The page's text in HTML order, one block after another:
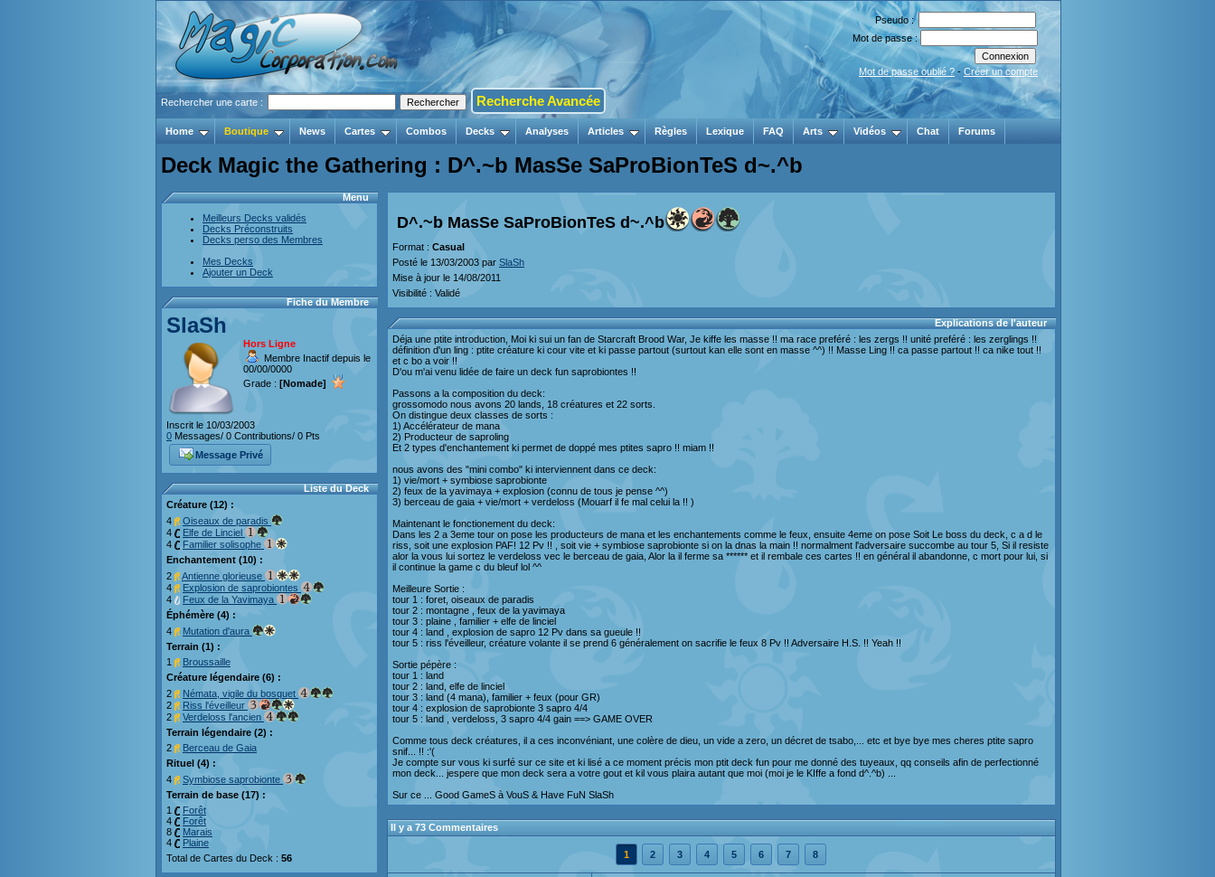
Pseudo :
Mot de passe :
Mot de passe oublié ? - Créer un compte
Rechercher une carte : Recherche Avancée
Home Boutique News Cartes Combos Decks Analyses Articles Règles Lexique FAQ Arts Vidéos Chat Forums
Deck Magic the Gathering : D^.~b MasSe SaProBionTeS d~.^b
Menu
Meilleurs Decks validés
Decks Préconstruits
Decks perso des Membres
Mes Decks
Ajouter un Deck
Fiche du Membre
SlaSh
Hors Ligne
Membre Inactif depuis le
00/00/0000
Grade : [Nomade]
Inscrit le 10/03/2003
0 Messages/ 0 Contributions/ 0 Pts
Message Privé
Liste du Deck
Créature (12) :
4
Oiseaux de paradis
4
Elfe de Linciel
4
Familier solisophe
Enchantement (10) :
2
Antienne glorieuse
4
Explosion de saprobiontes
4
Feux de la Yavimaya
Éphémère (4) :
4
Mutation d'aura
Terrain (1) :
1
Broussaille
Créature légendaire (6) :
2
Némata, vigile du bosquet
2
Riss l'éveilleur
2
Verdeloss l'ancien
Terrain légendaire (2) :
2
Berceau de Gaia
Rituel (4) :
4
Symbiose saprobionte
Terrain de base (17) :
1
Forêt
4
Forêt
8
Marais
4
Plaine
Total de Cartes du Deck : 56
D^.~b MasSe SaProBionTeS d~.^b
Format : Casual
Posté le 13/03/2003 par SlaSh
Mise à jour le 14/08/2011
Visibilité : Validé
Explications de l'auteur
Déja une ptite introduction, Moi ki sui un fan de Starcraft Brood War, Je kiffe les masse !! ma race preféré : les zergs !! unité preféré : les zerglings !!
définition d'un ling : ptite créature ki cour vite et ki passe partout (surtout kan elle sont en masse ^^) !! Masse Ling !! ca passe partout !! ca nike tout !!
et c bo a voir !!
D'ou m'ai venu lidée de faire un deck fun saprobiontes !!
Passons a la composition du deck:
grossomodo nous avons 20 lands, 18 créatures et 22 sorts.
On distingue deux classes de sorts :
1) Accélérateur de mana
2) Producteur de saproling
Et 2 types d'enchantement ki permet de doppé mes ptites sapro !! miam !!
nous avons des "mini combo" ki interviennent dans ce deck:
1) vie/mort + symbiose saprobionte
2) feux de la yavimaya + explosion (connu de tous je pense ^^)
3) berceau de gaia + vie/mort + verdeloss (Mouarf il fe mal celui la !! )
Maintenant le fonctionement du deck:
Dans les 2 a 3eme tour on pose les producteurs de mana et les enchantements comme le feux, ensuite 4eme on pose Soit Le boss du deck, c a d le
riss, soit une explosion PAF! 12 Pv !! , soit vie + symbiose saprobionte si on la dnas la main !! normalment l'adversaire succombe au tour 5, Si il resiste
alor la vous lui sortez le verdeloss vec le berceau de gaia, Alor la il ferme sa ****** et il rembale ces cartes !! en général il abandonne, c mort pour lui, si
il continue la game c du bleuf lol ^^
Meilleure Sortie :
tour 1 : foret, oiseaux de paradis
tour 2 : montagne , feux de la yavimaya
tour 3 : plaine , familier + elfe de linciel
tour 4 : land , explosion de sapro 12 Pv dans sa gueule !!
tour 5 : riss l'éveilleur, créature volante il se prend 6 généralement on sacrifie le feux 8 Pv !! Adversaire H.S. !! Yeah !!
Sortie pépère :
tour 1 : land
tour 2 : land, elfe de linciel
tour 3 : land (4 mana), familier + feux (pour GR)
tour 4 : explosion de saprobionte 3 sapro 4/4
tour 5 : land , verdeloss, 3 sapro 4/4 gain ==> GAME OVER
Comme tous deck créatures, il a ces inconvéniant, une colère de dieu, un vide a zero, un décret de tsabo,... etc et bye bye mes cheres ptite sapro
snif... !! :'(
Je compte sur vous ki surfé sur ce site et ki lisé a ce moment précis mon ptit deck fun pour me donné des tuyeaux, qq conseils afin de perfectionné
mon deck... jespere que mon deck sera a votre gout et kil vous plaira autant que moi (moi je le KIffe a fond d^.^b) ...
Sur ce ... Good GameS à VouS & Have FuN SlaSh
Il y a 73 Commentaires
1 2 3 4 5 6 7 8